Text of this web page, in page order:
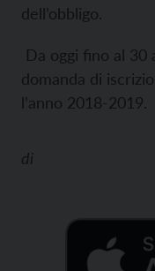
dell’obbligo.
Da oggi fino al 30
domanda di
l’anno 2018-2019.
di